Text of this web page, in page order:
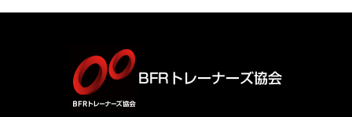
BFRトレーナーズ協会